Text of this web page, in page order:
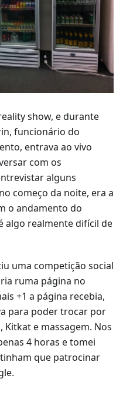
show, e durante
funcionário do
entrava ao vivo
com os
alguns
começo da noite, era a
o andamento do
algo realmente difícil de
uma competição social
ruma página no
+1 a página recebia,
para poder trocar por
e massagem. Nos
4 horas e tomei
que patrocinar